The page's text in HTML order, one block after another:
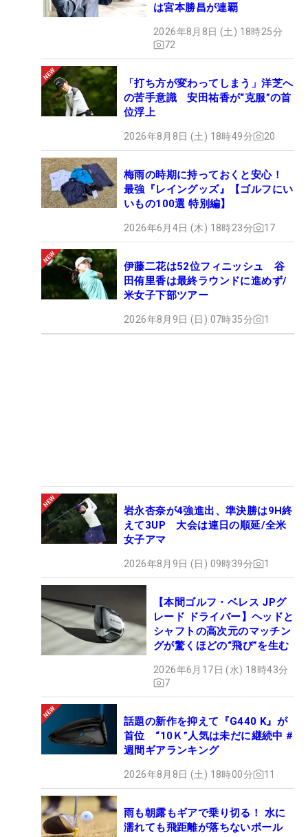
は宮本勝昌が連覇
2026年8月8日 (土) 18時25分
72
「打ち方が変わってしまう」洋芝へ
の苦手意識 安田祐香が“克服”の首
位浮上
2026年8月8日 (土) 18時49分 20
梅雨の時期に持っておくと安心！
最強『レイングッズ』【ゴルフにい
いもの100選 特別編】
2026年6月4日 (木) 18時23分 17
伊藤二花は52位フィニッシュ 谷
田侑里香は最終ラウンドに進めず/
米女子下部ツアー
2026年8月9日 (日) 07時35分 1
岩永杏奈が4強進出、準決勝は9H終
えて3UP 大会は連日の順延/全米
女子アマ
2026年8月9日 (日) 09時39分 1
【本間ゴルフ・ベレス JPグ
レード ドライバー】ヘッドと
シャフトの高次元のマッチン
グが驚くほどの“飛び”を生む
2026年6月17日 (水) 18時43分
7
話題の新作を抑えて『G440 K』が
首位 “10Ｋ”人気は未だに継続中 #
週間ギアランキング
2026年8月8日 (土) 18時00分 11
雨も朝露もギアで乗り切る！ 水に
濡れても飛距離が落ちないボール